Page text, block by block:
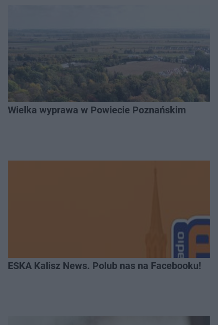
Wielka wyprawa w Powiecie Poznańskim
ESKA Kalisz News. Polub nas na Facebooku!